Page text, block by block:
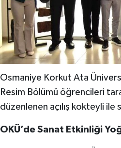
Osmaniye Korkut Ata
Resim Bölümü öğrencileri
düzenlenen açılış kokteyli ile
OKÜ’de Sanat Etkinliği